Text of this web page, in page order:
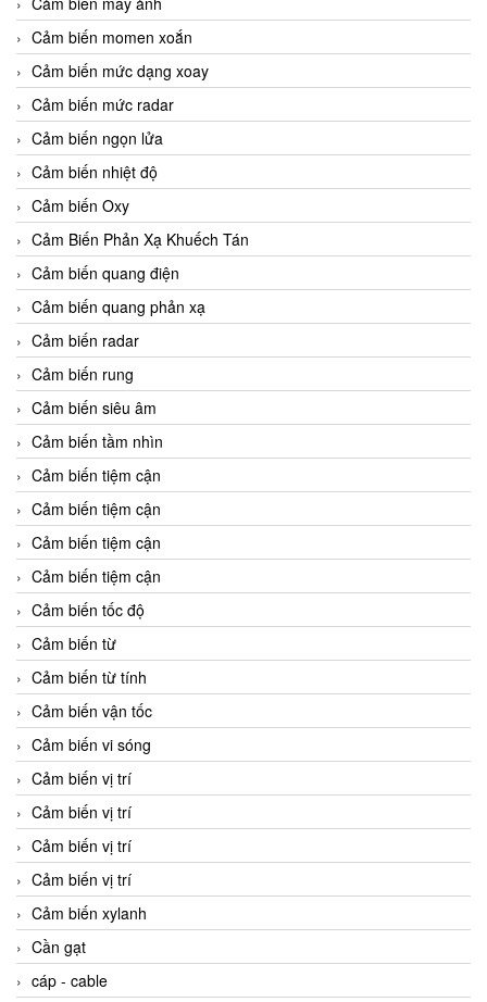
Cảm biến momen xoắn
Cảm biến mức dạng xoay
Cảm biến mức radar
Cảm biến ngọn lửa
Cảm biến nhiệt độ
Cảm biến Oxy
Cảm Biến Phản Xạ Khuếch Tán
Cảm biến quang điện
Cảm biến quang phản xạ
Cảm biến radar
Cảm biến rung
Cảm biến siêu âm
Cảm biến tầm nhìn
Cảm biến tiệm cận
Cảm biến tiệm cận
Cảm biến tiệm cận
Cảm biến tiệm cận
Cảm biến tốc độ
Cảm biến từ
Cảm biến từ tính
Cảm biến vận tốc
Cảm biến vi sóng
Cảm biến vị trí
Cảm biến vị trí
Cảm biến vị trí
Cảm biến vị trí
Cảm biến xylanh
Cần gạt
cáp - cable